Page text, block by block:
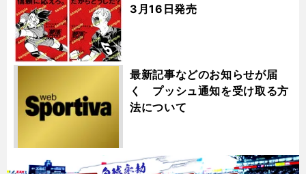
3月16日発売
最新記事などのお知らせが届
く プッシュ通知を受け取る方
法について